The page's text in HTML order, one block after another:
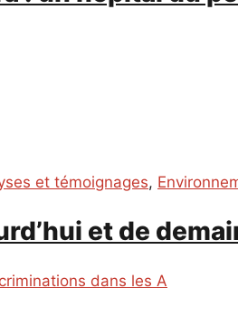
et témoignages,
et de
dans les A